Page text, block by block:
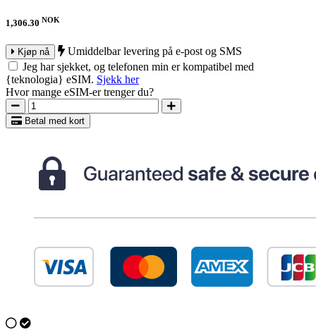
1,306.30 NOK
Kjøp nå
Umiddelbar levering på e-post og SMS
Jeg har sjekket, og telefonen min er kompatibel med
{teknologia} eSIM. Sjekk her
Hvor mange eSIM-er trenger du?
Betal med kort